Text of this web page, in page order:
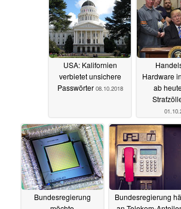
USA: Kalifornien
verbietet unsichere
Passwörter 08.10.2018
Hardware
ab
Bundesregierung
Bundesregierung